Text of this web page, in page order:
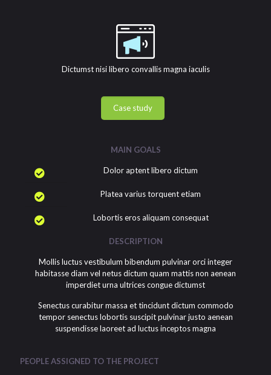
Dictumst nisi libero convallis magna iaculis
Case study
MAIN GOALS
Dolor aptent libero dictum
Platea varius torquent etiam
Lobortis eros aliquam consequat
DESCRIPTION
Mollis luctus vestibulum bibendum pulvinar orci integer
habitasse diam vel netus dictum quam mattis non aenean
imperdiet urna ultrices congue dictumst
Senectus curabitur massa et tincidunt dictum commodo
tempor senectus lobortis suscipit pulvinar justo aenean
suspendisse laoreet ad luctus inceptos magna
PEOPLE ASSIGNED TO THE PROJECT